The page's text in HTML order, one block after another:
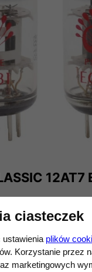
12AT7
od 1 200,00 zł.
ciasteczek
plików
Korzystanie przez
marketingowych